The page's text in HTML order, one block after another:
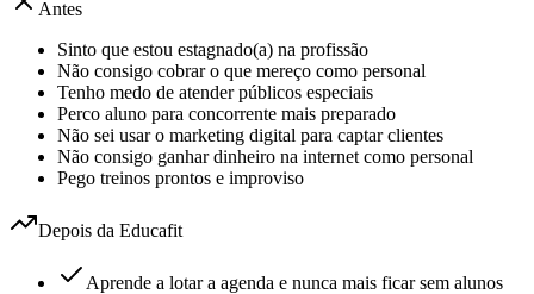
Antes
Sinto que estou estagnado(a) na profissão
Não consigo cobrar o que mereço como personal
Tenho medo de atender públicos especiais
Perco aluno para concorrente mais preparado
Não sei usar o marketing digital para captar clientes
Não consigo ganhar dinheiro na internet como personal
Pego treinos prontos e improviso
Depois da Educafit
Aprende a lotar a agenda e nunca mais ficar sem alunos